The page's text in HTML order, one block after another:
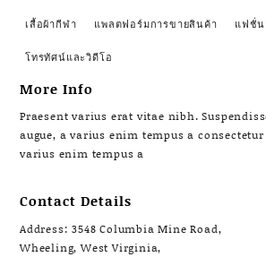
เสื้อผ้ากีฬา แพลตฟอร์มการขายสินค้า แฟชั่
โทรทัศน์และวิดีโอ
More Info
Praesent varius erat vitae nibh.
augue, a varius enim tempus a
varius enim tempus a
Contact Details
Address: 3548 Columbia Mine Road,
Wheeling, West Virginia,